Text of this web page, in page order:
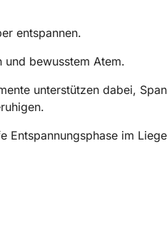
entspannen.
und bewusstem Atem.
unterstützen dabei,
Entspannungsphase im Liege